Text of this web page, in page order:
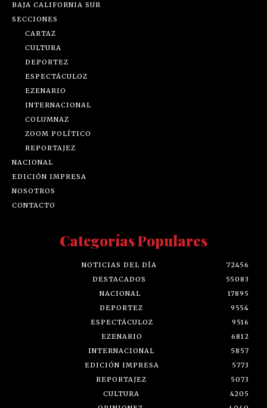
BAJA CALIFORNIA SUR
SECCIONES
CARTAZ
CULTURA
DEPORTEZ
ESPECTÁCULOZ
EZENARIO
INTERNACIONAL
COLUMNAZ
ZOOM POLÍTICO
REPORTAJEZ
NACIONAL
EDICIÓN IMPRESA
NOSOTROS
CONTACTO
Categorías Populares
NOTICIAS DEL DÍA
72456
DESTACADOS
55083
NACIONAL
17895
DEPORTEZ
9554
ESPECTÁCULOZ
9516
EZENARIO
6812
INTERNACIONAL
5857
EDICIÓN IMPRESA
5773
REPORTAJEZ
5073
CULTURA
4205